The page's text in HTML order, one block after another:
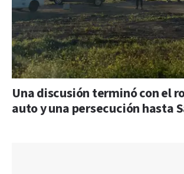
Una discusión terminó con el
auto y una persecución hasta